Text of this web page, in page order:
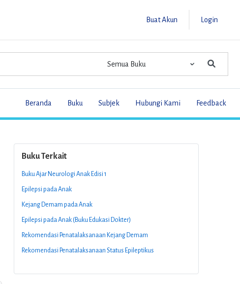
Buat Akun Login
Beranda Buku Subjek Hubungi Kami Feedback
Buku Terkait
Buku Ajar Neurologi Anak Edisi 1
Epilepsi pada Anak
Kejang Demam pada Anak
Epilepsi pada Anak (Buku Edukasi Dokter)
Rekomendasi Penatalaksanaan Kejang Demam
Rekomendasi Penatalaksanaan Status Epileptikus